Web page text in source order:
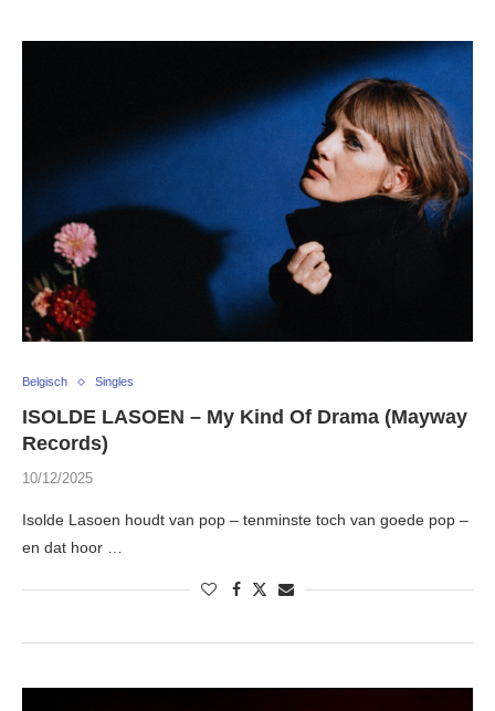
Belgisch Singles
ISOLDE LASOEN – My Kind Of Drama (Mayway
Records)
10/12/2025
Isolde Lasoen houdt van pop – tenminste toch van goede pop –
en dat hoor …